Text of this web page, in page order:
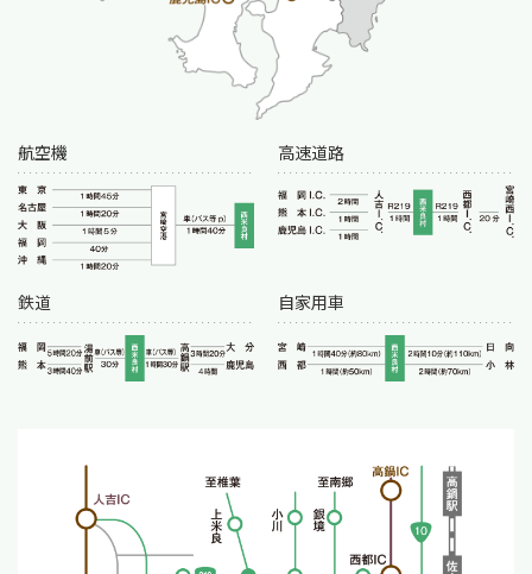
航空機
鉄道
高速道路
自家用車